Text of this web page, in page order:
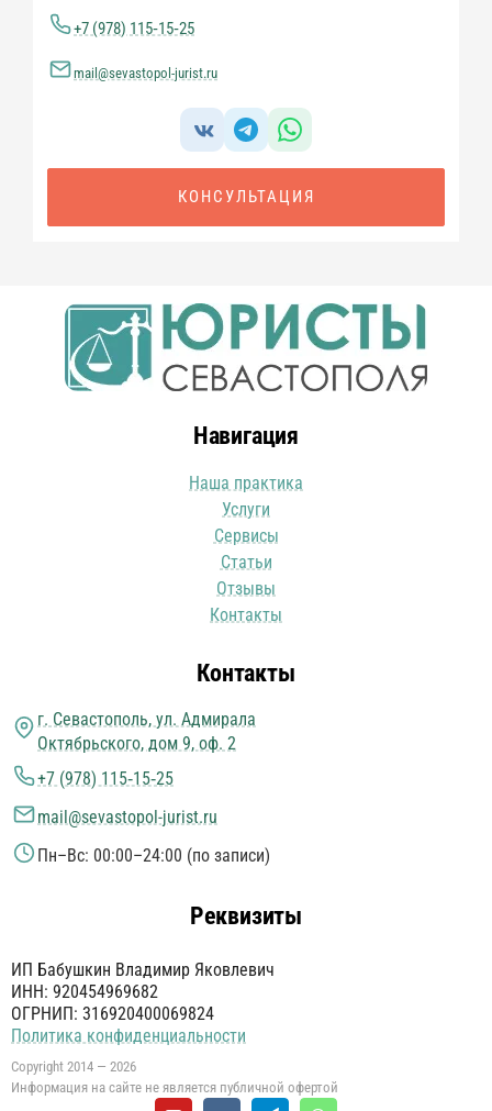
+7 (978) 115‑15‑25
mail@sevastopol-jurist.ru
КОНСУЛЬТАЦИЯ
Навигация
Наша практика
Услуги
Сервисы
Статьи
Отзывы
Контакты
Контакты
г. Севастополь, ул. Адмирала
Октябрьского, дом 9, оф. 2
+7 (978) 115‑15‑25
mail@sevastopol-jurist.ru
Пн–Вс: 00:00–24:00 (по записи)
Реквизиты
ИП Бабушкин Владимир Яковлевич
ИНН: 920454969682
ОГРНИП: 316920400069824
Политика конфиденциальности
Copyright 2014 — 2026
Информация на сайте не является публичной офертой